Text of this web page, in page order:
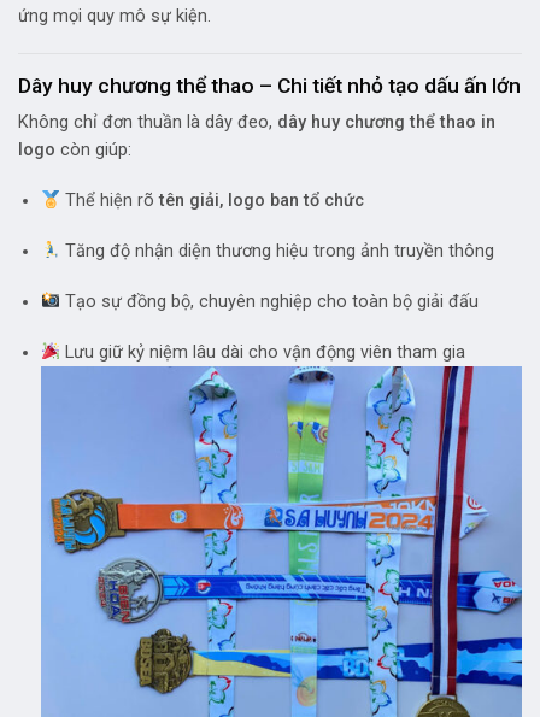
ứng mọi quy mô sự kiện.
Dây huy chương thể thao – Chi tiết nhỏ tạo dấu ấn lớn
Không chỉ đơn thuần là dây đeo, dây huy chương thể thao in
logo còn giúp:
Thể hiện rõtên giải, logo ban tổ chức
Tăng độ nhận diện thương hiệu trong ảnh truyền thông
Tạo sự đồng bộ, chuyên nghiệp cho toàn bộ giải đấu
Lưu giữ kỷ niệm lâu dài cho vận động viên tham gia